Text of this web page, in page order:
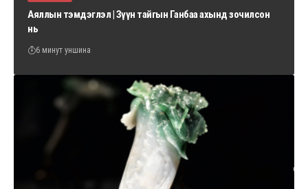
Аяллын тэмдэглэл | Зүүн тайгын Ганбаа ахынд зочилсон
нь
6 минут уншина